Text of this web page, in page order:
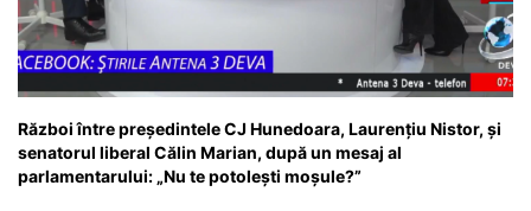
Război între președintele CJ Hunedoara, Laurențiu Nistor, și
senatorul liberal Călin Marian, după un mesaj al
parlamentarului: „Nu te potolești moșule?”